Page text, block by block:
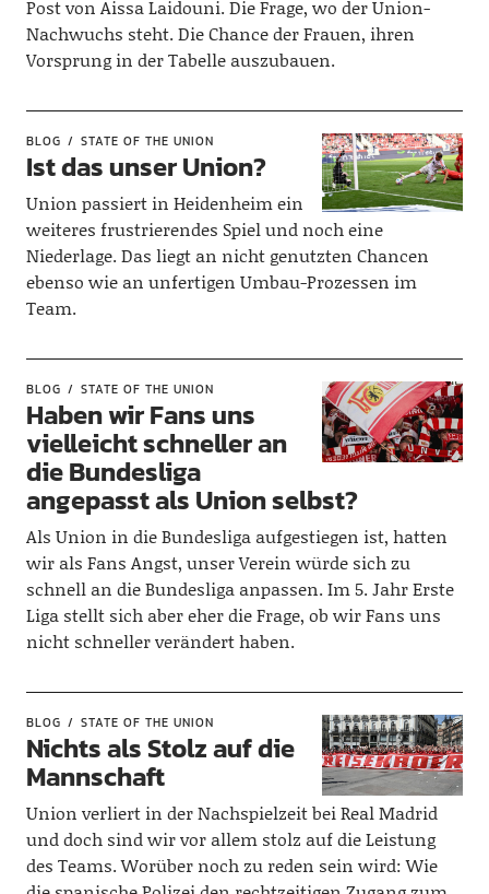
Post von Aissa Laidouni. Die Frage, wo der Union-
Nachwuchs steht. Die Chance der Frauen, ihren
Vorsprung in der Tabelle auszubauen.
BLOG STATE OF THE UNION
Ist das unser Union?
Union passiert in Heidenheim ein
weiteres frustrierendes Spiel und noch eine
Niederlage. Das liegt an nicht genutzten Chancen
ebenso wie an unfertigen Umbau-Prozessen im
Team.
BLOG STATE OF THE UNION
Haben wir Fans uns
vielleicht schneller an
die Bundesliga
angepasst als Union selbst?
Als Union in die Bundesliga aufgestiegen ist, hatten
wir als Fans Angst, unser Verein würde sich zu
schnell an die Bundesliga anpassen. Im 5. Jahr Erste
Liga stellt sich aber eher die Frage, ob wir Fans uns
nicht schneller verändert haben.
BLOG STATE OF THE UNION
Nichts als Stolz auf die
Mannschaft
Union verliert in der Nachspielzeit bei Real Madrid
und doch sind wir vor allem stolz auf die Leistung
des Teams. Worüber noch zu reden sein wird: Wie